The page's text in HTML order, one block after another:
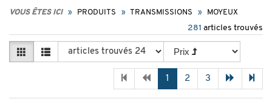
VOUS ÊTES ICI PRODUITS TRANSMISSIONS MOYEUX
281 articles trouvés
1 2 3